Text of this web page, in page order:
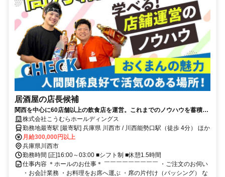
居酒屋の店長候補
関西を中心に60店舗以上の飲食店を運営。これまでのノウハウを蓄積
し、スタッフ教育や人事評価などの制度が整っているので「無理なく、
長期目線で働ける」と人気！
株式会社こうむらホールディングス
勤務地最寄駅 [最寄駅] 兵庫県 川西市 / 川西能勢口駅（徒歩 4分） ほか
月給300,000円以上
兵庫県川西市
勤務時間 [正]16:00～03:00 ■シフト制 ■休憩1.5時間
仕事内容 ＊ホールのお仕事＊ ￣￣￣￣￣￣￣￣￣ ・ご注文のお伺い
・お会計業務 ・お料理をお席へ運ぶ ・席の片付け（バッシング） な